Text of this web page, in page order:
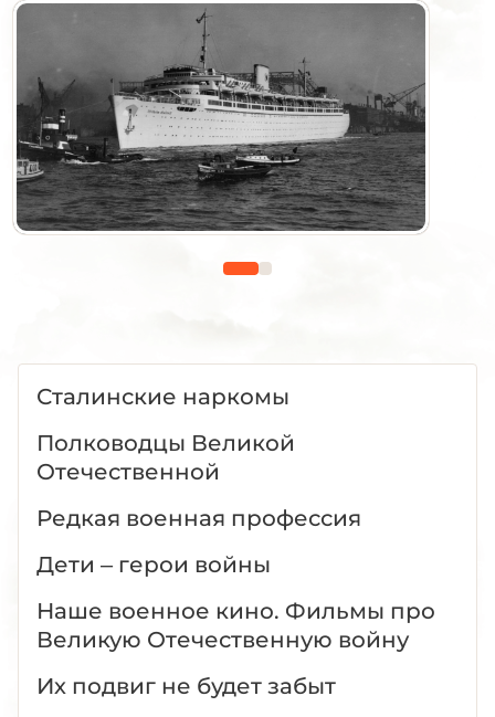
Сталинские наркомы
Полководцы Великой
Отечественной
Редкая военная профессия
Дети – герои войны
Наше военное кино. Фильмы про
Великую Отечественную войну
Их подвиг не будет забыт